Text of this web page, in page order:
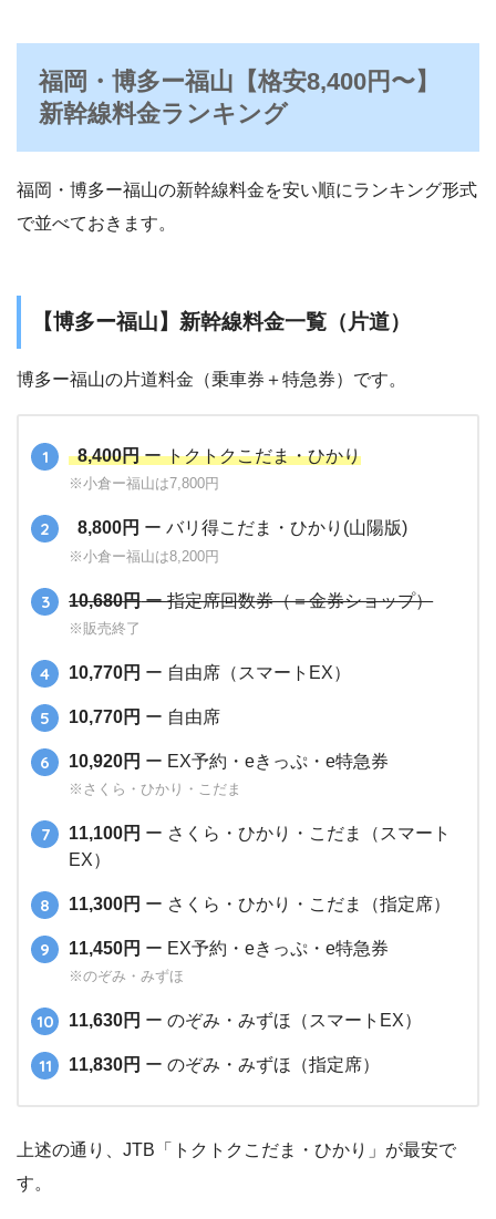
福岡・博多ー福山【格安8,400円〜】
新幹線料金ランキング
福岡・博多ー福山の新幹線料金を安い順にランキング形式
で並べておきます。
【博多ー福山】新幹線料金一覧（片道）
博多ー福山の片道料金（乗車券＋特急券）です。
8,400円ー トクトクこだま・ひかり
※小倉ー福山は7,800円
8,800円 ー バリ得こだま・ひかり(山陽版)
※小倉ー福山は8,200円
10,680円ー 指定席回数券（＝金券ショップ）
※販売終了
10,770円 ー 自由席（スマートEX）
10,770円 ー 自由席
10,920円 ー EX予約・eきっぷ・e特急券
※さくら・ひかり・こだま
11,100円 ー さくら・ひかり・こだま（スマート
EX）
11,300円 ー さくら・ひかり・こだま（指定席）
11,450円 ー EX予約・eきっぷ・e特急券
※のぞみ・みずほ
11,630円 ー のぞみ・みずほ（スマートEX）
11,830円 ー のぞみ・みずほ（指定席）
上述の通り、JTB「トクトクこだま・ひかり」が最安で
す。